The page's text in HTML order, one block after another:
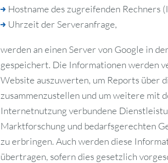
Hostname des zugreifenden Rechners
Uhrzeit der Serveranfrage,
werden an einen Server von Google in
gespeichert. Die Informationen werden
Website auszuwerten, um Reports über
zusammenzustellen und um weitere mit
Internetnutzung verbundene
Marktforschung und bedarfsgerechten
zu erbringen. Auch werden diese
übertragen, sofern dies gesetzlich